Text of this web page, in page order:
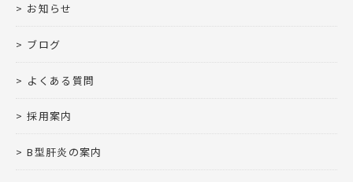
お知らせ
ブログ
よくある質問
採用案内
B型肝炎の案内